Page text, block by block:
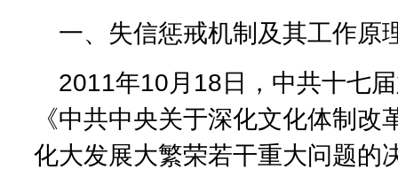
一、失信惩戒机制及其工作原
2011年10月18日，中共十七
《中共中央关于深化文化体制改
化大发展大繁荣若干重大问题的